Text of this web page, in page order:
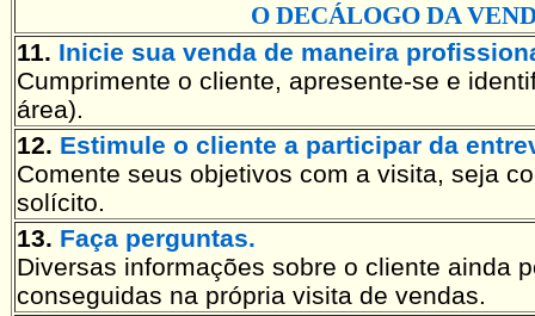
O DECÁLOGO DA
11. Inicie sua venda de maneira
Cumprimente o cliente, apresente-se e
área).
12. Estimule o cliente a participar da
Comente seus objetivos com a visita, seja
solícito.
13. Faça perguntas.
Diversas informações sobre o cliente ainda
conseguidas na própria visita de vendas.